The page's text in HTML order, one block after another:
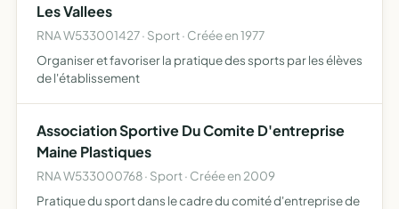
Les Vallees
RNA W533001427 · Sport · Créée en 1977
Organiser et favoriser la pratique des sports par les élèves
de l'établissement
Association Sportive Du Comite D'entreprise
Maine Plastiques
RNA W533000768 · Sport · Créée en 2009
Pratique du sport dans le cadre du comité d'entreprise de